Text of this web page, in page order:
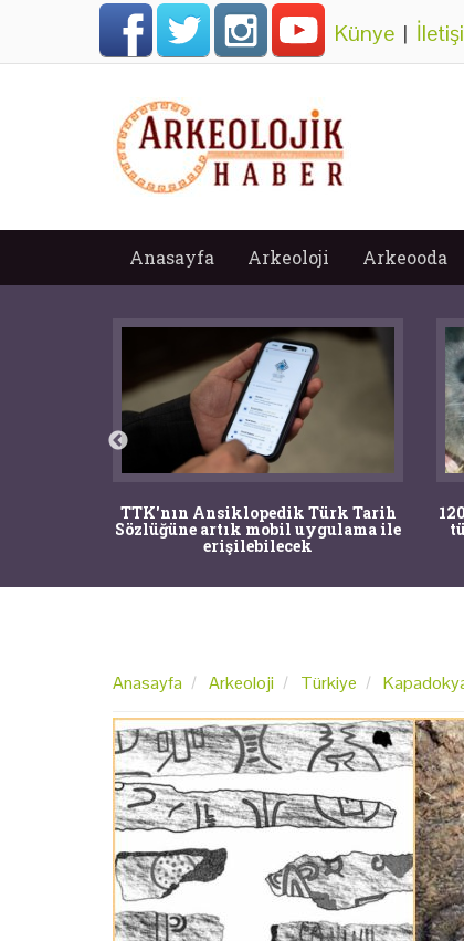
Künye |
Anasayfa Arkeoloji Arkeooda
TTK'nın Ansiklopedik Türk Tarih
Sözlüğüne artık mobil uygulama ile
erişilebilecek
Anasayfa Arkeoloji Türkiye